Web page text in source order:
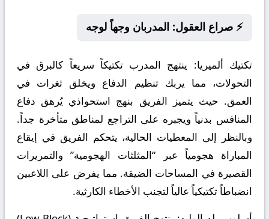
⚡ صراع العقول: المدربان وجهاً لوجه
تكتيك ألميريا: ينتهج المدرب تكتيكاً سريعاً كالبرق في
التحولات، مما يربك تنظيم الدفاع ويخلق ثغرات في
العمق. حيث يتميز الفريق بنهج استحواذي يُرهق دفاع
المنافس بدنياً ويجبره على التراجع لمناطق متأخرة جداً.
وبالنظر إلى المعطيات الحالية، يتحكم الفريق في إيقاع
المباراة هجومياً عبر “المثلثات الهجومية” والتمريرات
القصيرة في المساحات الضيقة. مما يفرض على اللاعبين
انضباطاً تكتيكياً عالياً لتجنب الأخطاء الكارثية.